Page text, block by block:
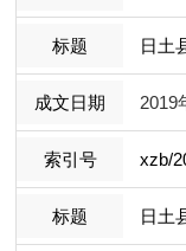
日土
2019
xzb/
日土